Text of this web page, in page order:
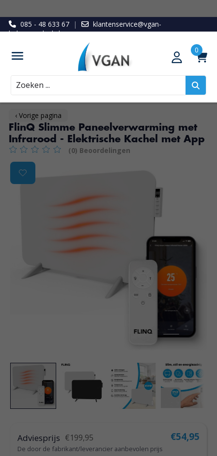
085 - 48 633 67 |
klantenservice@vgan-
ledenvoordeel.nl
Zoeken
‹ Vorige pagina
FlinQ Slimme Paneelverwarming met
Infrarood - Elektrische Kachel met App
De beoordeling van dit product is0van de 5
(0) Beoordelingen
Product image slideshow Items
Adviesprijs €199,95
De door de fabrikant/leverancier aanbevolen prijs
€54,95